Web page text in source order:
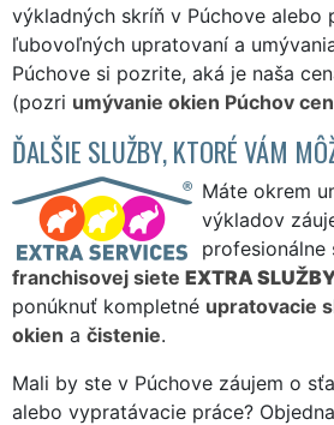
výkladných skríň v Púchove alebo
ľubovoľných upratovaní a
Púchove si pozrite, aká je naša
(pozri umývanie okien Púchov
ĎALŠIE SLUŽBY, KTORÉ VÁM
Máte okrem
výkladov
profesionálne
franchisovej siete EXTRA
ponúknuť kompletné upratovacie
okien a čistenie.
Mali by ste v Púchove záujem o
alebo vypratávacie práce?